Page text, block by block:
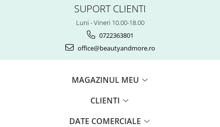
SUPORT CLIENTI
Luni - Vineri 10.00-18.00
0722363801
office@beautyandmore.ro
MAGAZINUL MEU
CLIENTI
DATE COMERCIALE